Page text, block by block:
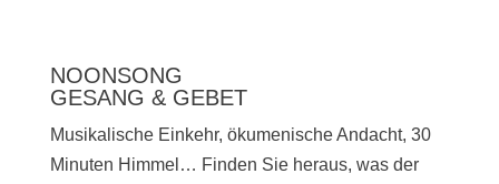
NOONSONG
GESANG & GEBET
Musikalische Einkehr, ökumenische Andacht, 30
Minuten Himmel… Finden Sie heraus, was der